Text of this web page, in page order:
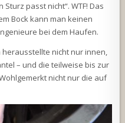
passt nicht“. WTF! Das
Bock kann man keinen
bei dem Haufen.
herausstellte nicht nur innen,
– und die teilweise bis zur
nicht nur die auf